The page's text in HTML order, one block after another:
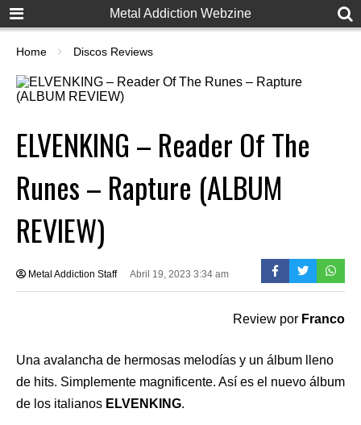
Metal Addiction Webzine
Home Discos Reviews
ELVENKING – Reader Of The
Runes – Rapture (ALBUM
REVIEW)
Metal Addiction Staff Abril 19, 2023 3:34 am
Review por Franco
Una avalancha de hermosas melodías y un álbum lleno
de hits. Simplemente magnificente. Así es el nuevo álbum
de los italianos ELVENKING.